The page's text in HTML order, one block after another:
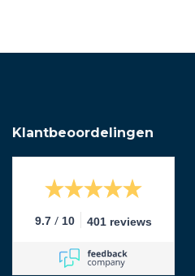
Klantbeoordelingen
9.7 / 10 401 reviews